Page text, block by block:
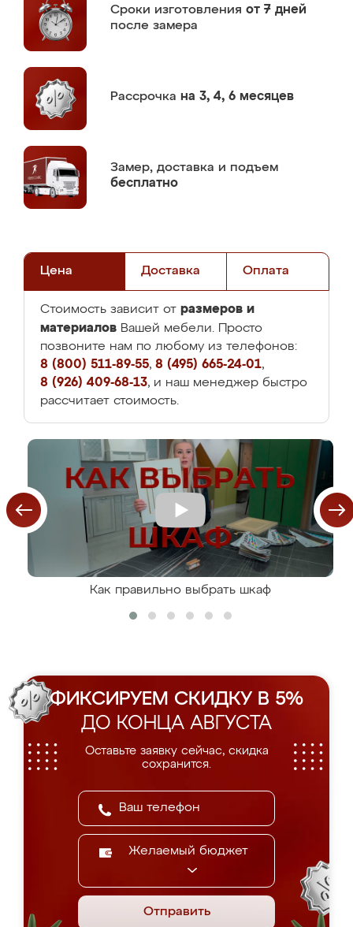
Сроки изготовления от 7 дней
после замера
Рассрочка на 3, 4, 6 месяцев
Замер, доставка и подъем
бесплатно
Цена Доставка Оплата
Стоимость зависит от размеров и
материалов Вашей мебели. Просто
позвоните нам по любому из телефонов:
8 (800) 511-89-55, 8 (495) 665-24-01,
8 (926) 409-68-13, и наш менеджер быстро
рассчитает стоимость.
Как правильно выбрать шкаф
ФИКСИРУЕМ СКИДКУ В 5%
ДО КОНЦА АВГУСТА
Оставьте заявку сейчас, скидка
сохранится.
Желаемый бюджет
Отправить